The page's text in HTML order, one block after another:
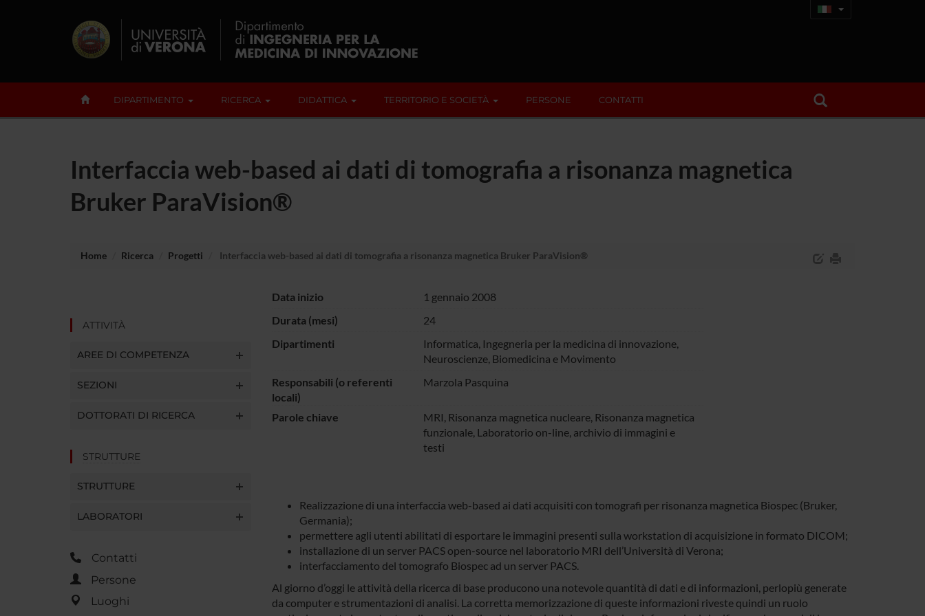
DIPARTIMENTO RICERCA DIDATTICA TERRITORIO E SOCIETÀ PERSONE CONTATTI
Interfaccia web-based ai dati di tomografia a risonanza magnetica
Bruker ParaVision®
Home Ricerca Progetti Interfaccia web-based ai dati di tomografia a risonanza magnetica Bruker ParaVision®
ATTIVITÀ
AREE DI COMPETENZA
SEZIONI
DOTTORATI DI RICERCA
STRUTTURE
STRUTTURE
LABORATORI
Contatti
Persone
Luoghi
Data inizio
1 gennaio 2008
Durata (mesi)
24
Dipartimenti
Informatica, Ingegneria per la medicina di innovazione,
Neuroscienze, Biomedicina e Movimento
Responsabili (o referenti
locali)
Marzola Pasquina
Parole chiave
MRI, Risonanza magnetica nucleare, Risonanza magnetica
funzionale, Laboratorio on-line, archivio di immagini e
testi
Realizzazione di una interfaccia web-based ai dati acquisiti con tomografi per risonanza magnetica Biospec (Bruker,
Germania);
permettere agli utenti abilitati di esportare le immagini presenti sulla workstation di acquisizione in formato DICOM;
installazione di un server PACS open-source nel laboratorio MRI dell’Università di Verona;
interfacciamento del tomografo Biospec ad un server PACS.
Al giorno d’oggi le attività della ricerca di base producono una notevole quantità di dati e di informazioni, perlopiù generate
da computer e strumentazioni di analisi. La corretta memorizzazione di queste informazioni riveste quindi un ruolo